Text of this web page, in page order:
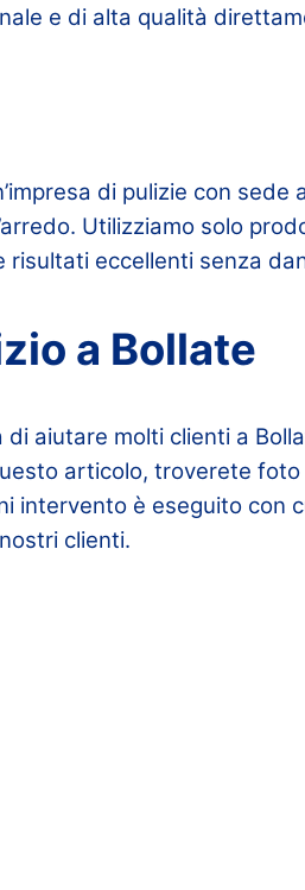
e di alta qualità
di pulizie con
Utilizziamo solo
risultati eccellenti senza
a Bollate
di aiutare molti clienti a
articolo, troverete
intervento è eseguito con
clienti.